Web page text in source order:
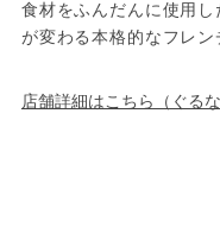
食材をふんだんに使用
が変わる本格的なフレン
店舗詳細はこちら（ぐるな